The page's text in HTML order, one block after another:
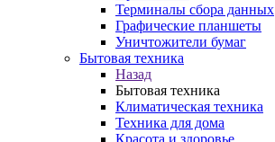
Терминалы сбора данных
Графические планшеты
Уничтожители бумаг
Бытовая техника
Назад
Бытовая техника
Климатическая техника
Техника для дома
Красота и здоровье